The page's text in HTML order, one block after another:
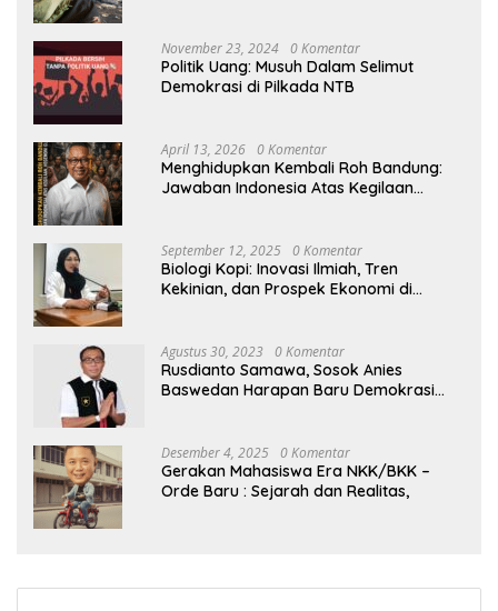
November 23, 2024 0 Komentar
Politik Uang: Musuh Dalam Selimut
Demokrasi di Pilkada NTB
April 13, 2026 0 Komentar
Menghidupkan Kembali Roh Bandung:
Jawaban Indonesia Atas Kegilaan
September 12, 2025 0 Komentar
Biologi Kopi: Inovasi Ilmiah, Tren
Kekinian, dan Prospek Ekonomi di
Agustus 30, 2023 0 Komentar
Rusdianto Samawa, Sosok Anies
Baswedan Harapan Baru Demokrasi
Desember 4, 2025 0 Komentar
Gerakan Mahasiswa Era NKK/BKK –
Orde Baru : Sejarah dan Realitas,